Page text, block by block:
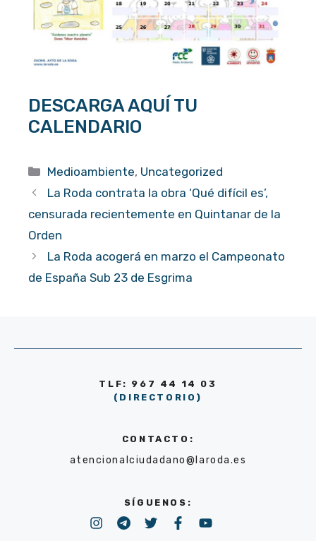
DESCARGA AQUÍ TU
CALENDARIO
Categorías
Medioambiente, Uncategorized
La Roda contrata la obra ‘Qué difícil es’,
censurada recientemente en Quintanar de la
Orden
La Roda acogerá en marzo el Campeonato
de España Sub 23 de Esgrima
TLF: 967 44 14 03
(DIRECTORIO)
CONTACTO:
atencionalciudadano@laroda.es
SÍGUENOS: